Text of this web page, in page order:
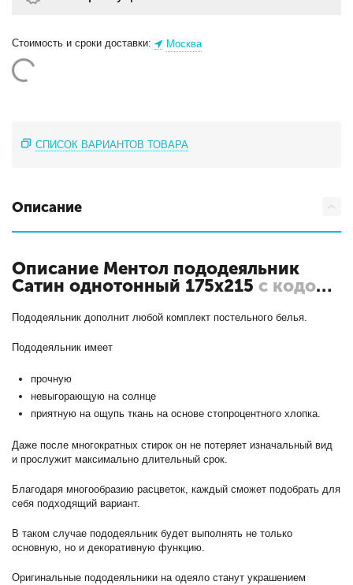
Стоимость и сроки доставки: Москва
СПИСОК ВАРИАНТОВ ТОВАРА
Описание
Описание Ментол пододеяльник
Сатин однотонный 175х215 с кодом
Пододеяльник дополнит любой комплект постельного белья.
Пододеяльник имеет
прочную
невыгорающую на солнце
приятную на ощупь ткань на основе стопроцентного хлопка.
Даже после многократных стирок он не потеряет изначальный вид
и прослужит максимально длительный срок.
Благодаря многообразию расцветок, каждый сможет подобрать для
себя подходящий вариант.
В таком случае пододеяльник будет выполнять не только
основную, но и декоративную функцию.
Оригинальные пододеяльники на одеяло станут украшением